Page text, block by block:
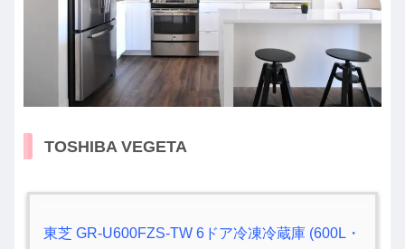
TOSHIBA VEGETA
東芝 GR-U600FZS-TW 6ドア冷凍冷蔵庫 (600L・